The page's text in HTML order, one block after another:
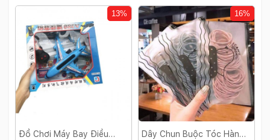
13%
Đồ Chơi Máy Bay Điều
16%
Dây Chun Buộc Tóc Hàn